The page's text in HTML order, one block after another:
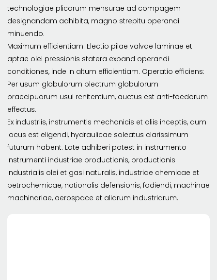
technologiae plicarum mensurae ad compagem
designandam adhibita, magno strepitu operandi
minuendo.
Maximum efficientiam: Electio pilae valvae laminae et
aptae olei pressionis statera expand operandi
conditiones, inde in altum efficientiam. Operatio efficiens:
Per usum globulorum plectrum globulorum
praecipuorum usui renitentium, auctus est anti-foedorum
effectus.
Ex industriis, instrumentis mechanicis et aliis inceptis, dum
locus est eligendi, hydraulicae soleatus clarissimum
futurum habent. Late adhiberi potest in instrumento
instrumenti industriae productionis, productionis
industrialis olei et gasi naturalis, industriae chemicae et
petrochemicae, nationalis defensionis, fodiendi, machinae
machinariae, aerospace et aliarum industriarum.